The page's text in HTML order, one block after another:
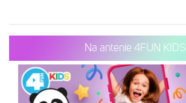
Na antenie 4FUN KIDS